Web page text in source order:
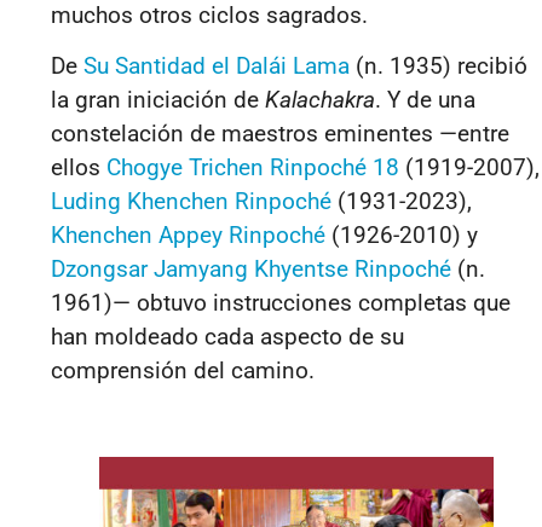
muchos otros ciclos sagrados.
De Su Santidad el Dalái Lama (n. 1935) recibió
la gran iniciación de Kalachakra. Y de una
constelación de maestros eminentes —entre
ellos Chogye Trichen Rinpoché 18 (1919-2007),
Luding Khenchen Rinpoché (1931-2023),
Khenchen Appey Rinpoché (1926-2010) y
Dzongsar Jamyang Khyentse Rinpoché (n.
1961)— obtuvo instrucciones completas que
han moldeado cada aspecto de su
comprensión del camino.